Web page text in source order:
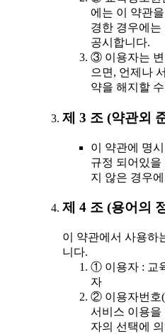
에는 이 약관
경한 경우에
공시합니다.
③ 이용자는 변
으면, 언제나
약을 해지할
제 3 조 (약관외
이 약관에 명
규정 되어있을
지 않은 경우
제 4 조 (용어의
이 약관에서 사용하
니다.
① 이용자 : 교
자
② 이용자번호
서비스 이용을
자의 선택에